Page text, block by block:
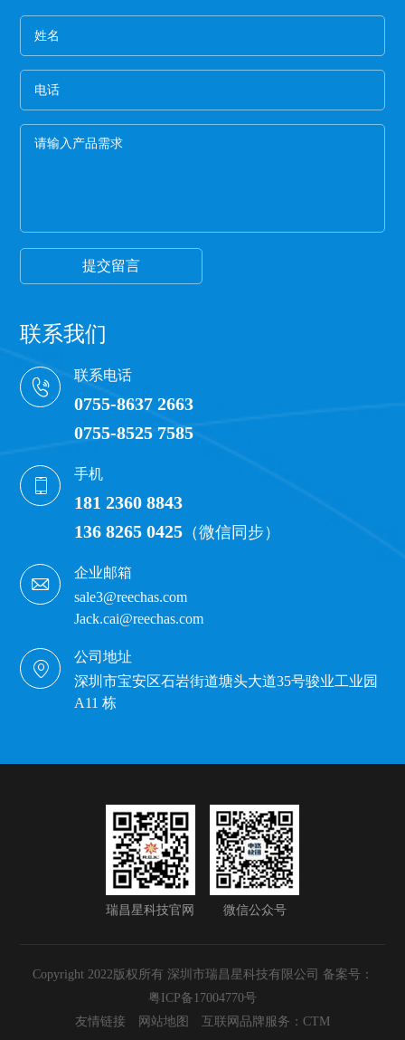
概率非常高,强度差。
膜硬的保护膜一般都比较次，而且由于膜厚，实际
米数会减少。好的保护膜所选用的薄膜都比较柔
联系我们
联系电话
0755-8637 2663
0755-8525 7585
手机
181 2360 8843
136 8265 0425 （微信同步）
企业邮箱
sale3@reechas.com
Jack.cai@reechas.com
公司地址
深圳市宝安区石岩街道塘头大道35号骏业工业园
A11 栋
提交留言
瑞昌星科技官网 微信公众号
Copyright 2022版权所有 深圳市瑞昌星科技有限公司 备案号：
粤ICP备17004770号
友情链接
网站地图 互联网品牌服务：CTM